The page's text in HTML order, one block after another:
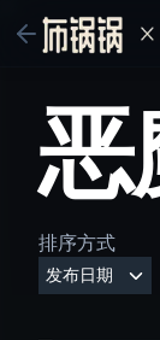
恶
排序方式